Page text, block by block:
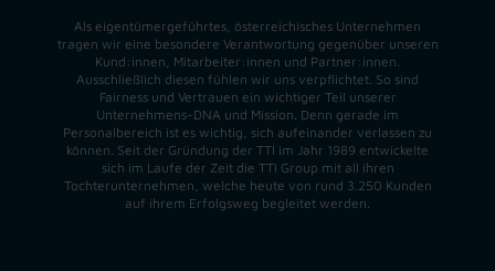
Als eigentümergeführtes, österreichisches Unternehmen
tragen wir eine besondere Verantwortung gegenüber unseren
Kund:innen, Mitarbeiter:innen und Partner:innen.
Ausschließlich diesen fühlen wir uns verpflichtet. So sind
Fairness und Vertrauen ein wichtiger Teil unserer
Unternehmens-DNA und Mission . Denn gerade im
Personalbereich ist es wichtig, sich aufeinander verlassen zu
können. Seit der Gründung der TTI im Jahr 1989 entwickelte
sich im Laufe der Zeit die TTI Group mit all ihren
Tochterunternehmen, welche heute von rund 3.250 Kunden
auf ihrem Erfolgsweg begleitet werden.